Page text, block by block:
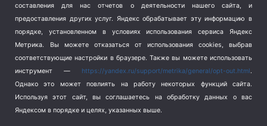
Copyright © 2026
составления для нас отчетов о деятельности нашего сайта, и
предоставления других услуг. Яндекс обрабатывает эту информацию в
порядке, установленном в условиях использования сервиса Яндекс
Метрика.
Вы можете отказаться от использования cookies, выбрав
соответствующие настройки в браузере. Также вы можете использовать
инструмент — https://yandex.ru/support/metrika/general/opt-out.html.
Однако это может повлиять на работу некоторых функций сайта.
Используя этот сайт, вы соглашаетесь на обработку данных о вас
Яндексом в порядке и целях, указанных выше.